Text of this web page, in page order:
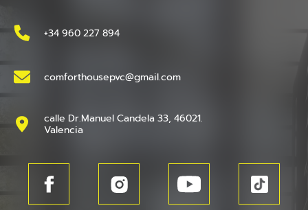
+34 960 227 894
comforthousepvc@gmail.com
calle Dr.Manuel Candela 33, 46021.
Valencia